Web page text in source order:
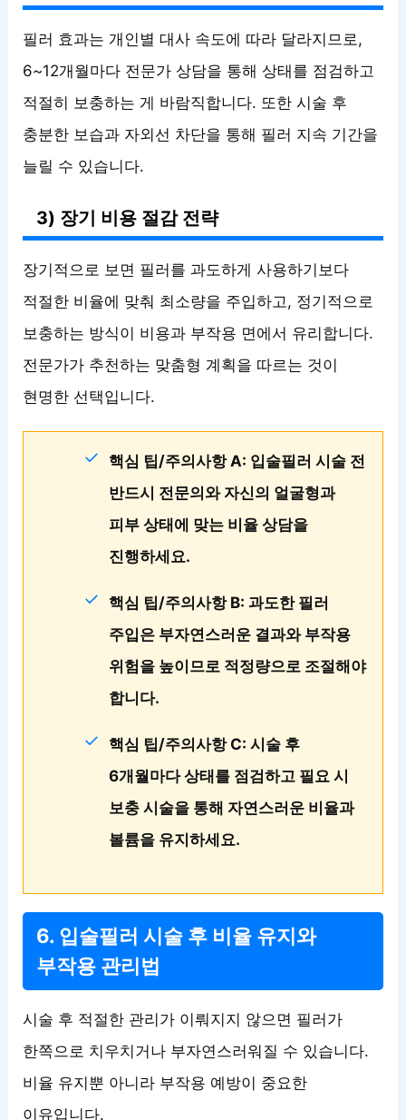
필러 효과는 개인별 대사 속도에 따라 달라지므로,
6~12개월마다 전문가 상담을 통해 상태를 점검하고
적절히 보충하는 게 바람직합니다. 또한 시술 후
충분한 보습과 자외선 차단을 통해 필러 지속 기간을
늘릴 수 있습니다.
3) 장기 비용 절감 전략
장기적으로 보면 필러를 과도하게 사용하기보다
적절한 비율에 맞춰 최소량을 주입하고, 정기적으로
보충하는 방식이 비용과 부작용 면에서 유리합니다.
전문가가 추천하는 맞춤형 계획을 따르는 것이
현명한 선택입니다.
핵심 팁/주의사항 A: 입술필러 시술 전
반드시 전문의와 자신의 얼굴형과
피부 상태에 맞는 비율 상담을
진행하세요.
핵심 팁/주의사항 B: 과도한 필러
주입은 부자연스러운 결과와 부작용
위험을 높이므로 적정량으로 조절해야
합니다.
핵심 팁/주의사항 C: 시술 후
6개월마다 상태를 점검하고 필요 시
보충 시술을 통해 자연스러운 비율과
볼륨을 유지하세요.
6. 입술필러 시술 후 비율 유지와
부작용 관리법
시술 후 적절한 관리가 이뤄지지 않으면 필러가
한쪽으로 치우치거나 부자연스러워질 수 있습니다.
비율 유지뿐 아니라 부작용 예방이 중요한
이유입니다.